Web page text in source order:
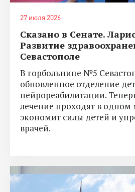
27 июля 2026
Сказано в Сенате.
Развитие
Севастополе
В горбольнице №5
обновленное отделение
нейрореабилитации.
лечение проходят в одном
экономит силы детей и
врачей.